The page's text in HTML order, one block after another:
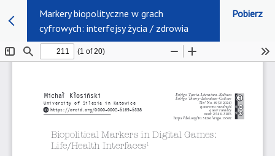
Markery biopolityczne w grach
cyfrowych: interfejsy życia / zdrowia
Pobierz